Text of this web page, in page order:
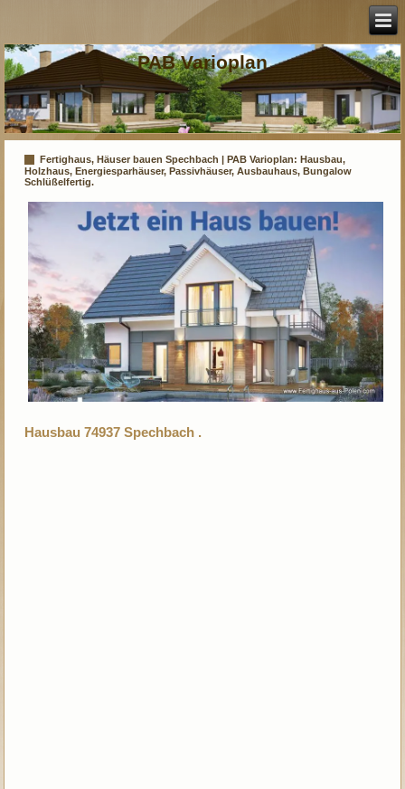
PAB Varioplan
Fertighaus, Häuser bauen Spechbach | PAB Varioplan: Hausbau,
Holzhaus, Energiesparhäuser, Passivhäuser, Ausbauhaus, Bungalow
Schlüßelfertig.
Hausbau 74937 Spechbach .